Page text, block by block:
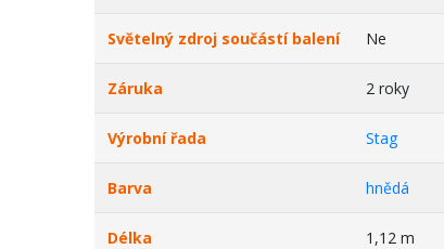
Světelný zdroj součástí balení Ne
Záruka 2 roky
Výrobní řada Stag
Barva hnědá
Délka 1,12 m